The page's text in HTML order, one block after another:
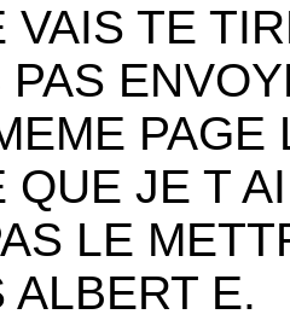
VAIS TE
PAS
PAGE
QUE JE T
LE
ALBERT E.